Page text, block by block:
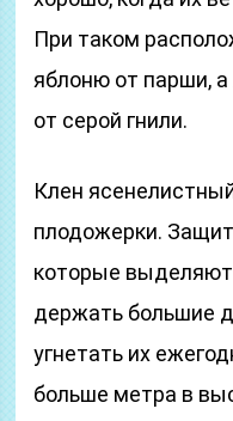
При таком
яблоню от парши,
от серой гнили.
Клен
плодожерки.
которые выделяют
держать большие
угнетать их
больше метра в